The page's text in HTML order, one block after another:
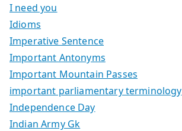
I need you
Idioms
Imperative Sentence
Important Antonyms
Important Mountain Passes
important parliamentary terminology
Independence Day
Indian Army Gk